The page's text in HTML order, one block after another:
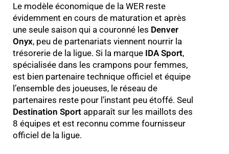
Le modèle économique de la WER reste
évidemment en cours de maturation et après
une seule saison qui a couronné les Denver
Onyx, peu de partenariats viennent nourrir la
trésorerie de la ligue. Si la marqueIDA Sport,
spécialisée dans les crampons pour femmes,
est bien partenaire technique officiel et équipe
l’ensemble des joueuses, le réseau de
partenaires reste pour l’instant peu étoffé. Seul
Destination Sportapparaît sur les maillots des
8 équipes et est reconnu comme fournisseur
officiel de la ligue.